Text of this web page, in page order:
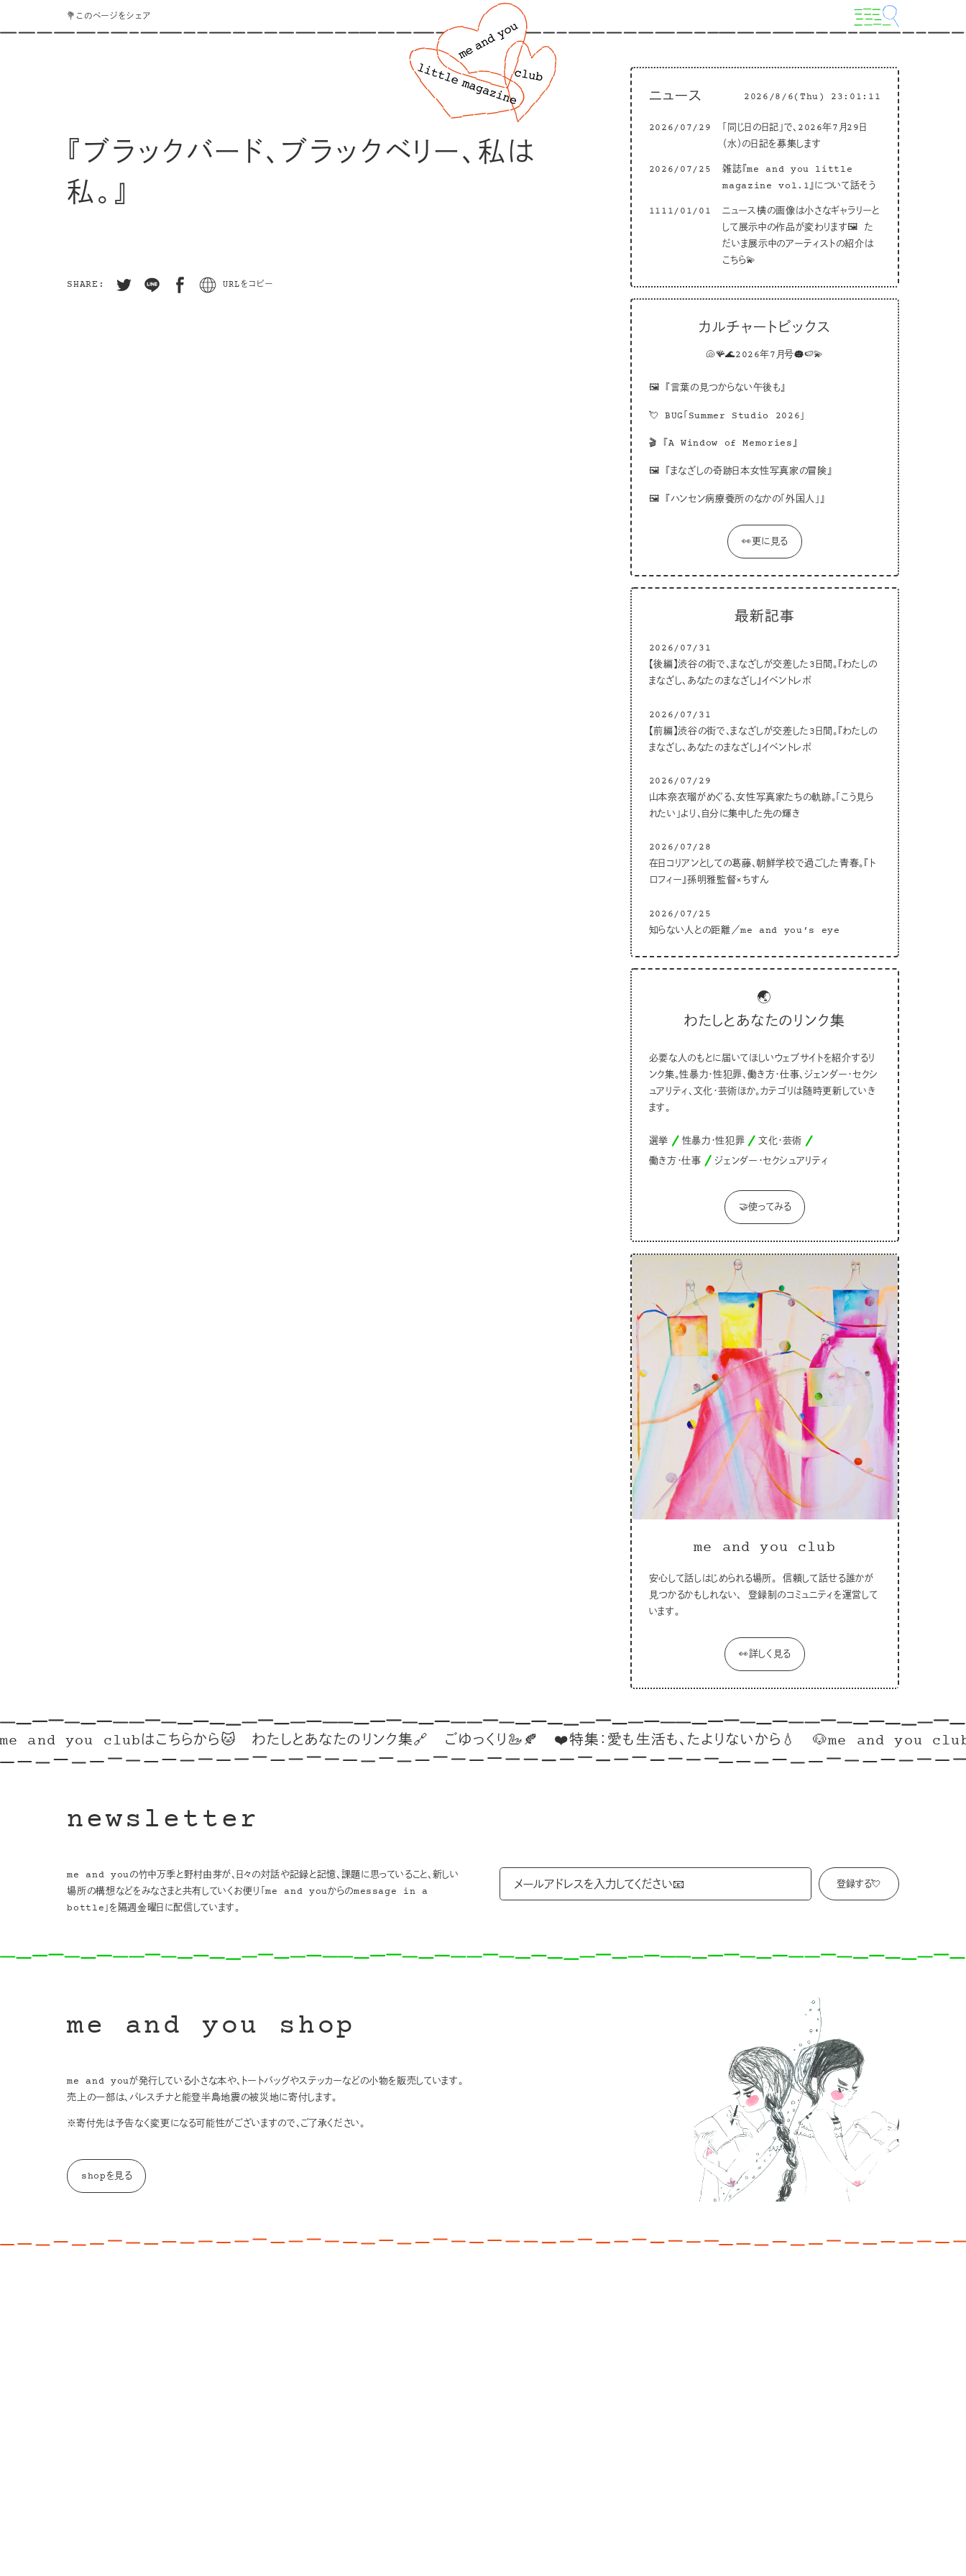
💐このページをシェア
『ブラックバード、ブラックベリー、私は
私。』
SHARE: URLをコピー
ニュース 2026/8/6(Thu) 23:01:12
2026/07/29
「同じ日の日記」で、2026年7月29日
（水）の日記を募集します
2026/07/25
雑誌『me and you little
magazine vol.1』について話そう
1111/01/01
ニュース横の画像は小さなギャラリーと
して展示中の作品が変わります🖼 た
だいま展示中のアーティストの紹介は
こちら💫
カルチャートピックス
🐚🪸🌊2026年7月号☁️🍉💫
🖼 『言葉の見つからない午後も』
💘 BUG「Summer Studio 2026」
🎬 『A Window of Memories』
🖼 『まなざしの奇跡日本女性写真家の冒険』
🖼 『ハンセン病療養所のなかの「外国人」』
👀更に見る
最新記事
2026/07/31
【後編】渋谷の街で、まなざしが交差した3日間。『わたしの
まなざし、あなたのまなざし』イベントレポ
2026/07/31
【前編】渋谷の街で、まなざしが交差した3日間。『わたしの
まなざし、あなたのまなざし』イベントレポ
2026/07/29
山本奈衣瑠がめぐる、女性写真家たちの軌跡。「こう見ら
れたい」より、自分に集中した先の輝き
2026/07/28
在日コリアンとしての葛藤、朝鮮学校で過ごした青春。『ト
ロフィー』孫明雅監督×ちすん
2026/07/25
知らない人との距離／me and you’s eye
🌏
わたしとあなたのリンク集
必要な人のもとに届いてほしいウェブサイトを紹介するリ
ンク集。性暴力・性犯罪、働き方・仕事、ジェンダー・セクシ
ュアリティ、文化・芸術ほか。カテゴリは随時更新していき
ます。
選挙 性暴力・性犯罪
文化・芸術
働き方・仕事
ジェンダー・セクシュアリティ
🤝使ってみる
me and you club
安心して話しはじめられる場所。 信頼して話せる誰かが
見つかるかもしれない、 登録制のコミュニティを運営して
います。
👀詳しく見る
you clubはこちらから🐱 わたしとあなたのリンク集🔗 ごゆっくり🦢🍂 ❤️特集：愛も生活も、たよりないから💧 🐶me and you clubはこち
newsletter
me and youの竹中万季と野村由芽が、日々の対話や記録と記憶、課題に思っていること、新しい
場所の構想などをみなさまと共有していくお便り「me and youからのmessage in a
bottle」を隔週金曜日に配信しています。
me and you shop
me and youが発行している小さな本や、トートバッグやステッカーなどの小物を販売しています。
売上の一部は、パレスチナと能登半島地震の被災地に寄付します。
※寄付先は予告なく変更になる可能性がございますので、ご了承ください。
shopを見る